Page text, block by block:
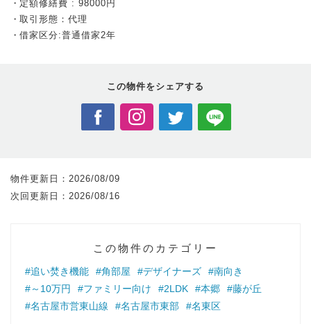
定額修繕費 : 98000円
取引形態：代理
借家区分:普通借家2年
この物件をシェアする
物件更新日： 2026/08/09
次回更新日： 2026/08/16
この物件のカテゴリー
#追い焚き機能 #角部屋 #デザイナーズ
#南向き
#～10万円
#ファミリー向け #2LDK #本郷
#藤が丘
#名古屋市営東山線
#名古屋市東部 #名東区